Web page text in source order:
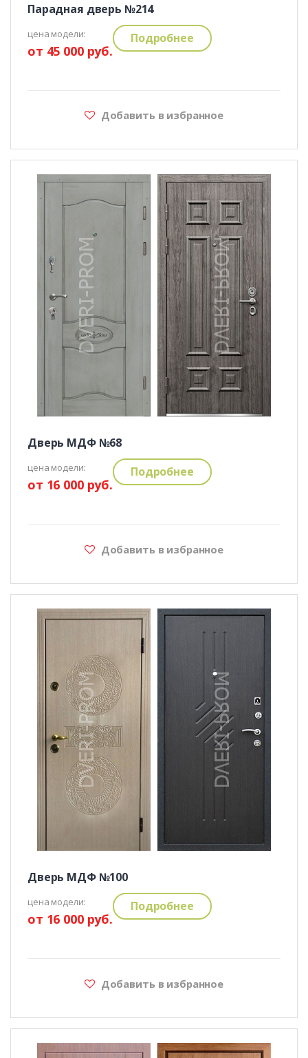
Парадная дверь №214
цена модели:
от 45 000 руб.
Подробнее
Добавить в избранное
Дверь МДФ №68
цена модели:
от 16 000 руб.
Подробнее
Добавить в избранное
Дверь МДФ №100
цена модели:
от 16 000 руб.
Подробнее
Добавить в избранное